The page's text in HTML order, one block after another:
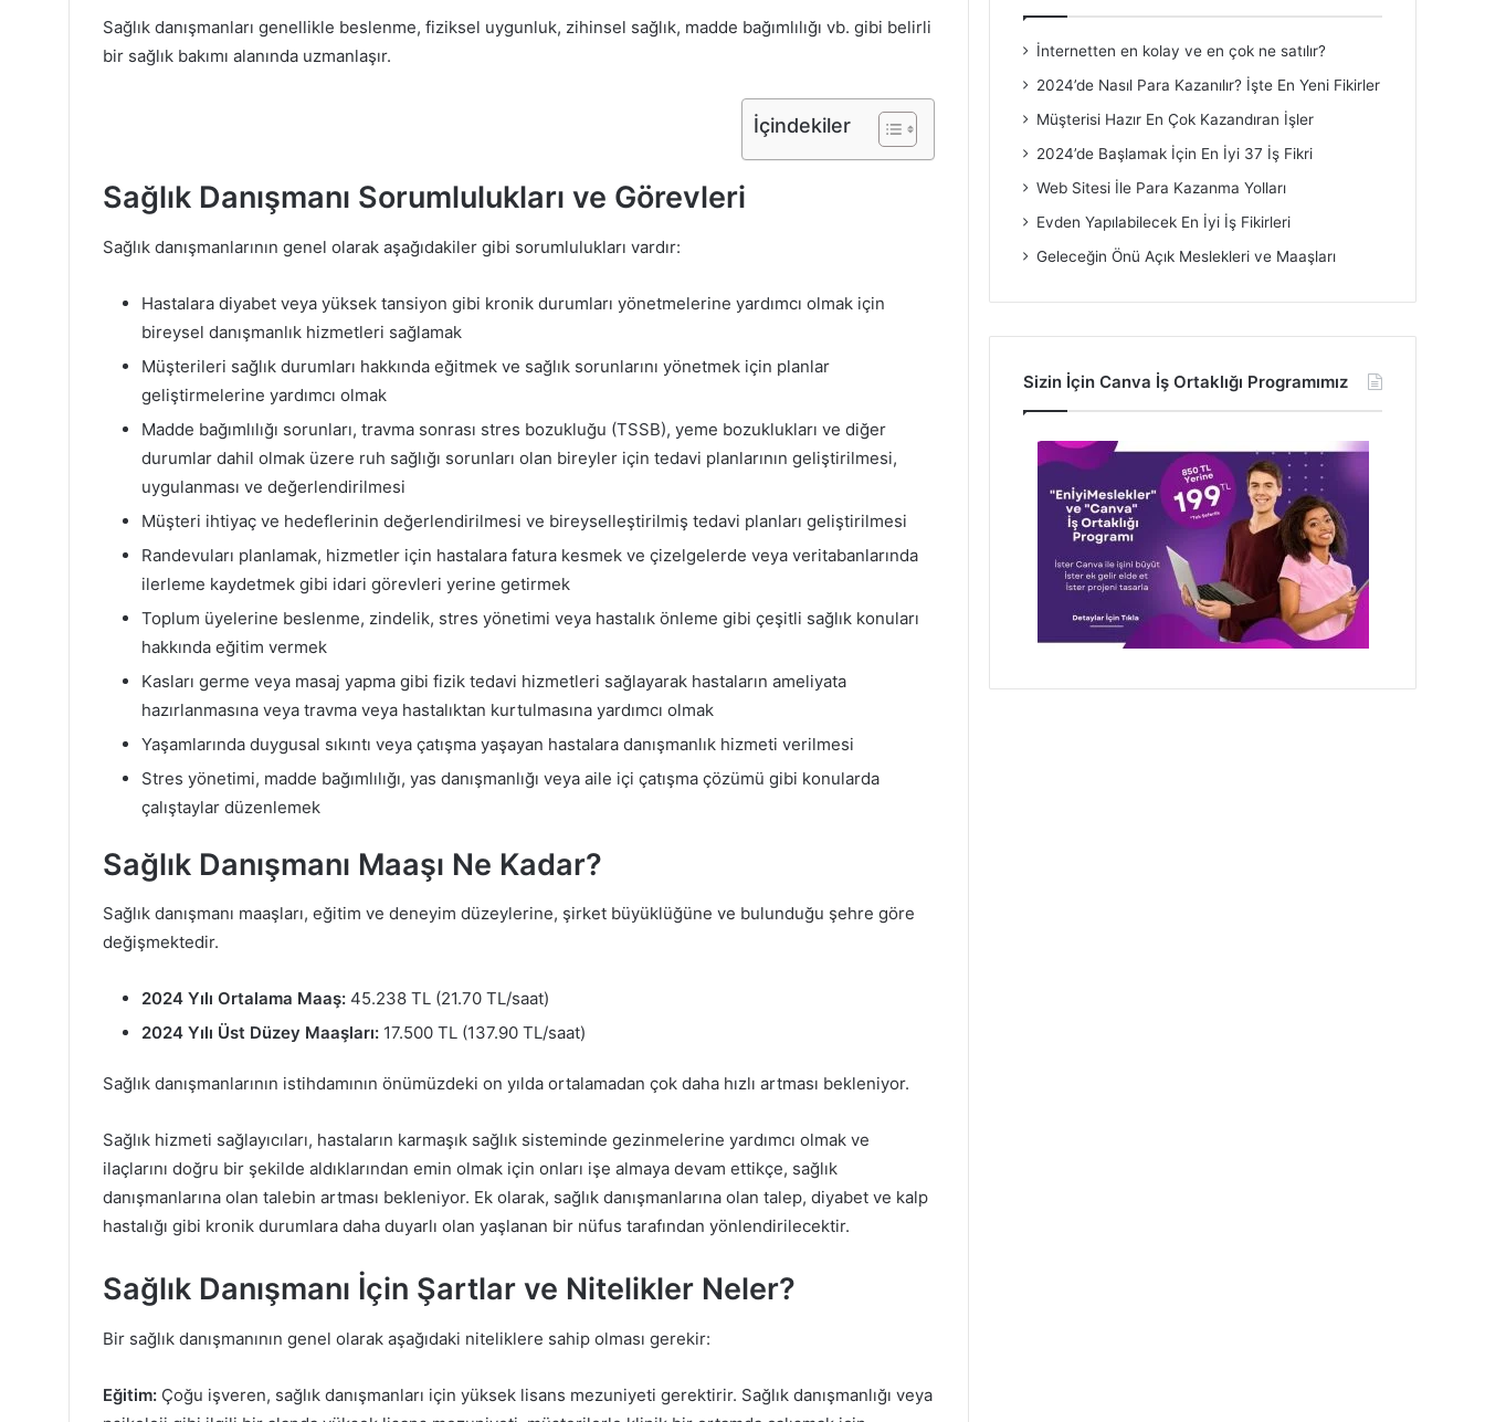
Sağlık danışmanları genellikle beslenme, fiziksel uygunluk, zihinsel sağlık, madde bağımlılığı vb. gibi belirli
bir sağlık bakımı alanında uzmanlaşır.
İçindekiler
Sağlık Danışmanı Sorumlulukları ve Görevleri
Sağlık danışmanlarının genel olarak aşağıdakiler gibi sorumlulukları vardır:
Hastalara diyabet veya yüksek tansiyon gibi kronik durumları yönetmelerine yardımcı olmak için
bireysel danışmanlık hizmetleri sağlamak
Müşterileri sağlık durumları hakkında eğitmek ve sağlık sorunlarını yönetmek için planlar
geliştirmelerine yardımcı olmak
Madde bağımlılığı sorunları, travma sonrası stres bozukluğu (TSSB), yeme bozuklukları ve diğer
durumlar dahil olmak üzere ruh sağlığı sorunları olan bireyler için tedavi planlarının geliştirilmesi,
uygulanması ve değerlendirilmesi
Müşteri ihtiyaç ve hedeflerinin değerlendirilmesi ve bireyselleştirilmiş tedavi planları geliştirilmesi
Randevuları planlamak, hizmetler için hastalara fatura kesmek ve çizelgelerde veya veritabanlarında
ilerleme kaydetmek gibi idari görevleri yerine getirmek
Toplum üyelerine beslenme, zindelik, stres yönetimi veya hastalık önleme gibi çeşitli sağlık konuları
hakkında eğitim vermek
Kasları germe veya masaj yapma gibi fizik tedavi hizmetleri sağlayarak hastaların ameliyata
hazırlanmasına veya travma veya hastalıktan kurtulmasına yardımcı olmak
Yaşamlarında duygusal sıkıntı veya çatışma yaşayan hastalara danışmanlık hizmeti verilmesi
Stres yönetimi, madde bağımlılığı, yas danışmanlığı veya aile içi çatışma çözümü gibi konularda
çalıştaylar düzenlemek
Sağlık Danışmanı Maaşı Ne Kadar?
Sağlık danışmanı maaşları, eğitim ve deneyim düzeylerine, şirket büyüklüğüne ve bulunduğu şehre göre
değişmektedir.
2024 Yılı Ortalama Maaş: 45.238 TL (21.70 TL/saat)
2024 Yılı Üst Düzey Maaşları: 17.500 TL (137.90 TL/saat)
Sağlık danışmanlarının istihdamının önümüzdeki on yılda ortalamadan çok daha hızlı artması bekleniyor.
Sağlık hizmeti sağlayıcıları, hastaların karmaşık sağlık sisteminde gezinmelerine yardımcı olmak ve
ilaçlarını doğru bir şekilde aldıklarından emin olmak için onları işe almaya devam ettikçe, sağlık
danışmanlarına olan talebin artması bekleniyor. Ek olarak, sağlık danışmanlarına olan talep, diyabet ve kalp
hastalığı gibi kronik durumlara daha duyarlı olan yaşlanan bir nüfus tarafından yönlendirilecektir.
Sağlık Danışmanı İçin Şartlar ve Nitelikler Neler?
Bir sağlık danışmanının genel olarak aşağıdaki niteliklere sahip olması gerekir:
Eğitim: Çoğu işveren, sağlık danışmanları için yüksek lisans mezuniyeti gerektirir. Sağlık danışmanlığı veya
İnternetten en kolay ve en çok ne satılır?
2024’de Nasıl Para Kazanılır? İşte En Yeni Fikirler
Müşterisi Hazır En Çok Kazandıran İşler
2024’de Başlamak İçin En İyi 37 İş Fikri
Web Sitesi İle Para Kazanma Yolları
Evden Yapılabilecek En İyi İş Fikirleri
Geleceğin Önü Açık Meslekleri ve Maaşları
Sizin İçin Canva İş Ortaklığı Programımız